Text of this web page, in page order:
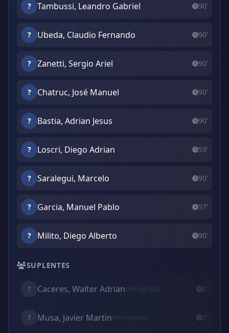
? Tambussi, Leandro Gabriel 90'
? Ubeda, Claudio Fernando 90'
? Zanetti, Sergio Ariel 90'
? Chatruc, José Manuel 90'
? Bastia, Adrian Jesus 90'
? Loscri, Diego Adrian 59'
? Saralegui, Marcelo 90'
? Garcia, Manuel Pablo 57'
? Milito, Diego Alberto 90'
SUPLENTES
? Caceres, Walter Adrian(No ingresó) 0'
? Musa, Javier Martin(No ingresó) 0'